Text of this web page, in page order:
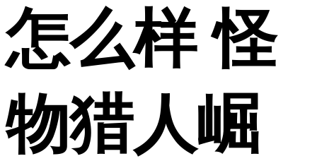
怎么样 怪
物猎人崛